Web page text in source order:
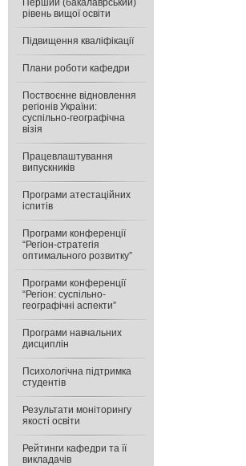
Перший (бакалаврський)
рівень вищої освіти
Підвищення кваліфікації
Плани роботи кафедри
Поствоєнне відновлення
регіонів України:
cуспільно-географічна
візія
Працевлаштування
випускників
Програми атестаційних
іспитів
Програми конференції
“Регіон-стратегія
оптимального розвитку”
Програми конференції
“Регіон: суспільно-
географічні аспекти”
Програми навчальних
дисциплін
Психологічна підтримка
студентів
Результати моніторингу
якості освіти
Рейтинги кафедри та її
викладачів